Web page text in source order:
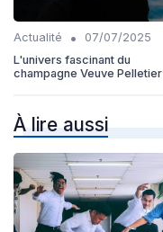
Actualité •
07/07/2025
L'univers fascinant du
champagne Veuve Pelletier
À lire aussi